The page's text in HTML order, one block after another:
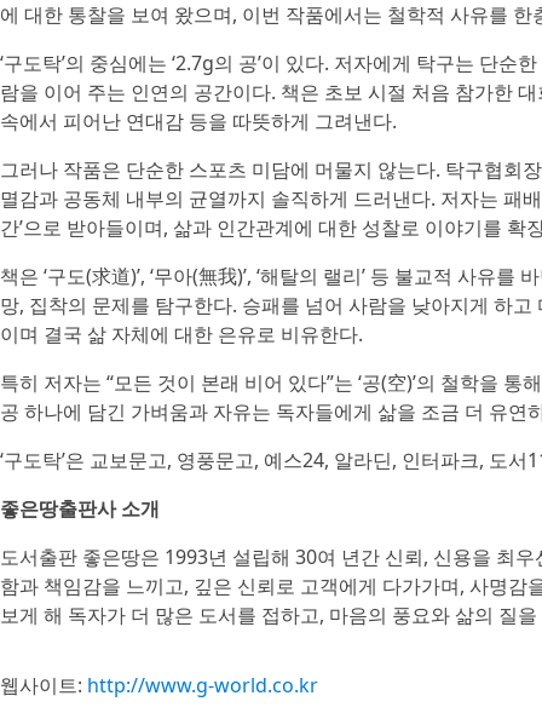
에 대한 통찰을 보여 왔으며, 이번 작품에서는 철학적 사유를
‘구도탁’의 중심에는 ‘2.7g의 공’이 있다. 저자에게 탁구는 단
람을 이어 주는 인연의 공간이다. 책은 초보 시절 처음 참가한
속에서 피어난 연대감 등을 따뜻하게 그려낸다.
그러나 작품은 단순한 스포츠 미담에 머물지 않는다. 탁구협회
멸감과 공동체 내부의 균열까지 솔직하게 드러낸다. 저자는 패
간’으로 받아들이며, 삶과 인간관계에 대한 성찰로 이야기를 확
책은 ‘구도(求道)’, ‘무아(無我)’, ‘해탈의 랠리’ 등 불교적 사유
망, 집착의 문제를 탐구한다. 승패를 넘어 사람을 낮아지게 하
이며 결국 삶 자체에 대한 은유로 비유한다.
특히 저자는 “모든 것이 본래 비어 있다”는 ‘공(空)’의 철학을
공 하나에 담긴 가벼움과 자유는 독자들에게 삶을 조금 더 유연
‘구도탁’은 교보문고, 영풍문고, 예스24, 알라딘, 인터파크, 도서
좋은땅출판사 소개
도서출판 좋은땅은 1993년 설립해 30여 년간 신뢰, 신용을 최
함과 책임감을 느끼고, 깊은 신뢰로 고객에게 다가가며, 사명
보게 해 독자가 더 많은 도서를 접하고, 마음의 풍요와 삶의 질
웹사이트: http://www.g-world.co.kr